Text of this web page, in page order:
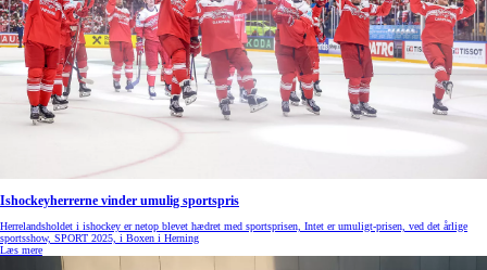
Ishockeyherrerne vinder umulig sportspris
Herrelandsholdet i ishockey er netop blevet hædret med sportsprisen, Intet er umuligt-prisen, ved det årlige
sportsshow, SPORT 2025, i Boxen i Herning
Læs mere